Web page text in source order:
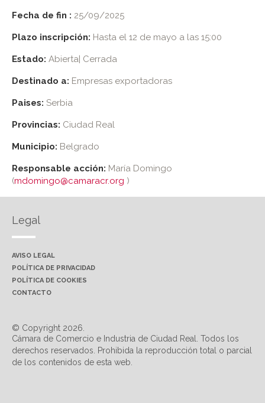
Fecha de fin : 25/09/2025
Plazo inscripción: Hasta el 12 de mayo a las 15:00
Estado: Abierta| Cerrada
Destinado a: Empresas exportadoras
Paises: Serbia
Provincias: Ciudad Real
Municipio: Belgrado
Responsable acción: María Domingo
(mdomingo@camaracr.org )
Legal
AVISO LEGAL
POLÍTICA DE PRIVACIDAD
POLÍTICA DE COOKIES
CONTACTO
© Copyright 2026.
Cámara de Comercio e Industria de Ciudad Real. Todos los
derechos reservados. Prohibida la reproducción total o parcial
de los contenidos de esta web.